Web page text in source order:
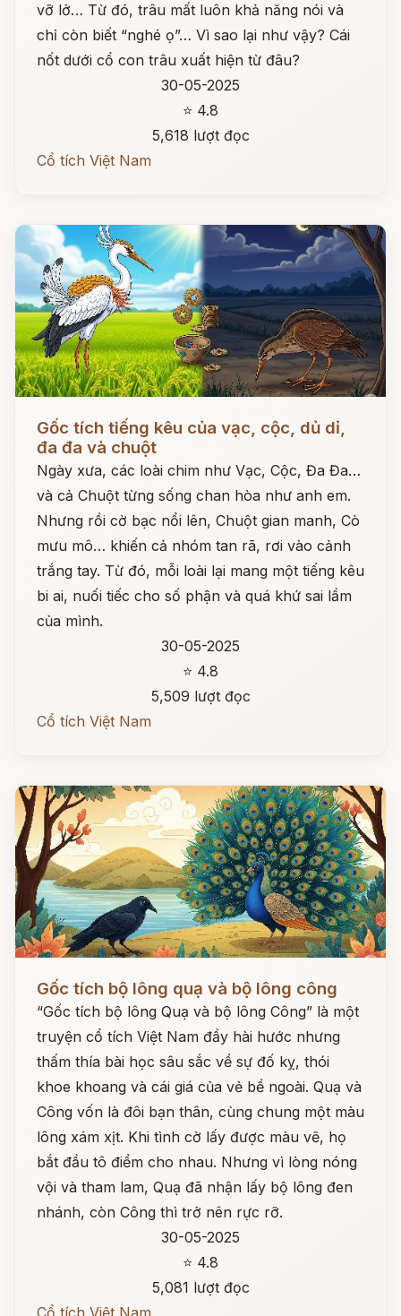
vỡ lở… Từ đó, trâu mất luôn khả năng nói và
chỉ còn biết “nghé ọ”… Vì sao lại như vậy? Cái
nốt dưới cổ con trâu xuất hiện từ đâu?
30-05-2025
⭐ 4.8
5,618 lượt đọc
Cổ tích Việt Nam
Đọc ngay
Gốc tích tiếng kêu của vạc, cộc, dủ dỉ,
đa đa và chuột
Ngày xưa, các loài chim như Vạc, Cộc, Đa Đa…
và cả Chuột từng sống chan hòa như anh em.
Nhưng rồi cờ bạc nổi lên, Chuột gian manh, Cò
mưu mô… khiến cả nhóm tan rã, rơi vào cảnh
trắng tay. Từ đó, mỗi loài lại mang một tiếng kêu
bi ai, nuối tiếc cho số phận và quá khứ sai lầm
của mình.
30-05-2025
⭐ 4.8
5,509 lượt đọc
Cổ tích Việt Nam
Đọc ngay
Gốc tích bộ lông quạ và bộ lông công
“Gốc tích bộ lông Quạ và bộ lông Công” là một
truyện cổ tích Việt Nam đầy hài hước nhưng
thấm thía bài học sâu sắc về sự đố kỵ, thói
khoe khoang và cái giá của vẻ bề ngoài. Quạ và
Công vốn là đôi bạn thân, cùng chung một màu
lông xám xịt. Khi tình cờ lấy được màu vẽ, họ
bắt đầu tô điểm cho nhau. Nhưng vì lòng nóng
vội và tham lam, Quạ đã nhận lấy bộ lông đen
nhánh, còn Công thì trở nên rực rỡ.
30-05-2025
⭐ 4.8
5,081 lượt đọc
Cổ tích Việt Nam